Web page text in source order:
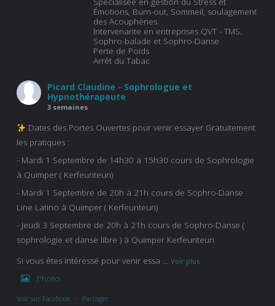
Émotions, Burn-out, Sommeil, soulagement
des Acouphènes.
Intervenante en entreprises QVT - TMS.
Sophro-balade et Sophro-Danse
Perte de Poids
Arrêt du Tabac
Picard Claudine - Sophrologue et
Hypnothérapeute
3 semaines
Dates des Portes Ouvertes pour venir essayer Gratuitement
les pratiques :
- Mardi 1 Septembre de 14h30 à 15h30 cours de Sophrologie
à Quimper ( Kerfeunteun)
- Mardi 1 Septembre de 20h à 21h cours de Sophro-Danse
Line Latino à Quimper ( Kerfeunteun)
- Jeudi 3 Septembre de 20h à 21h cours de Sophro-Danse (
sophrologie et danse libre ) à Quimper Kerfeunteun
Si vous êtes intéressé pour venir essa ... Voir plus
Photo
Voir sur Facebook · Partager